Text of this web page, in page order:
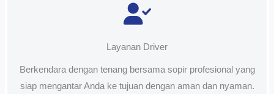
Layanan Driver
Berkendara dengan tenang bersama sopir profesional yang
siap mengantar Anda ke tujuan dengan aman dan nyaman.